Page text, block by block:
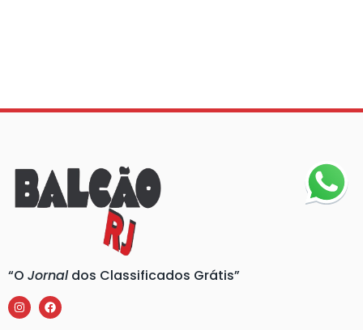
“O Jornaldos Classificados Grátis”